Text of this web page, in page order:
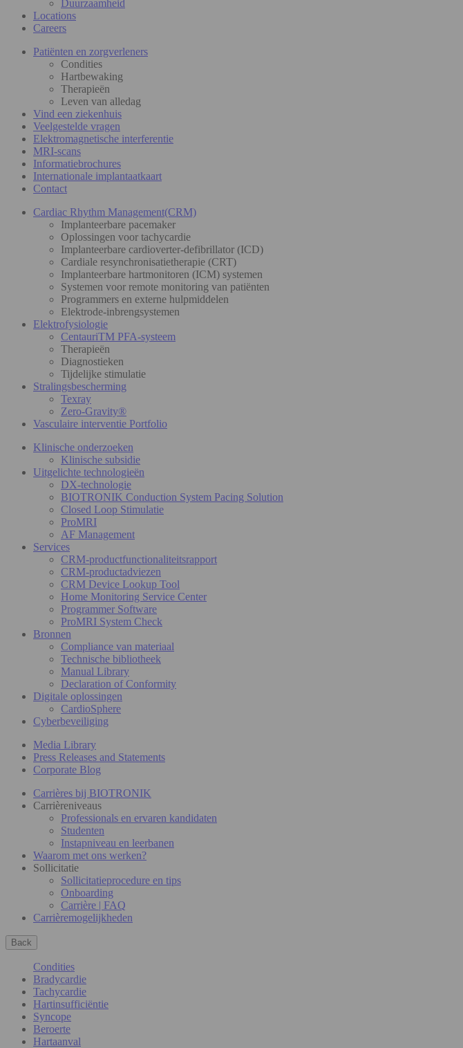
Duurzaamheid
Locations
Careers
Patiënten en zorgverleners
Condities
Hartbewaking
Therapieën
Leven van alledag
Vind een ziekenhuis
Veelgestelde vragen
Elektromagnetische interferentie
MRI-scans
Informatiebrochures
Internationale implantaatkaart
Contact
Cardiac Rhythm Management(CRM)
Implanteerbare pacemaker
Oplossingen voor tachycardie
Implanteerbare cardioverter-defibrillator (ICD)
Cardiale resynchronisatietherapie (CRT)
Implanteerbare hartmonitoren (ICM) systemen
Systemen voor remote monitoring van patiënten
Programmers en externe hulpmiddelen
Elektrode-inbrengsystemen
Elektrofysiologie
CentauriTM PFA-systeem
Therapieën
Diagnostieken
Tijdelijke stimulatie
Stralingsbescherming
Texray
Zero-Gravity®
Vasculaire interventie Portfolio
Klinische onderzoeken
Klinische subsidie
Uitgelichte technologieën
DX-technologie
BIOTRONIK Conduction System Pacing Solution
Closed Loop Stimulatie
ProMRI
AF Management
Services
CRM-productfunctionaliteitsrapport
CRM-productadviezen
CRM Device Lookup Tool
Home Monitoring Service Center
Programmer Software
ProMRI System Check
Bronnen
Compliance van materiaal
Technische bibliotheek
Manual Library
Declaration of Conformity
Digitale oplossingen
CardioSphere
Cyberbeveiliging
Media Library
Press Releases and Statements
Corporate Blog
Carrières bij BIOTRONIK
Carrièreniveaus
Professionals en ervaren kandidaten
Studenten
Instapniveau en leerbanen
Waarom met ons werken?
Sollicitatie
Sollicitatieprocedure en tips
Onboarding
Carrière | FAQ
Carrièremogelijkheden
Back
Condities
Bradycardie
Tachycardie
Hartinsufficiëntie
Syncope
Beroerte
Hartaanval